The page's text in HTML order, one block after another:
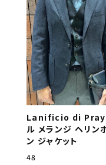
Lanificio di Pray
ル メランジ ヘリン
ン ジャケット
48